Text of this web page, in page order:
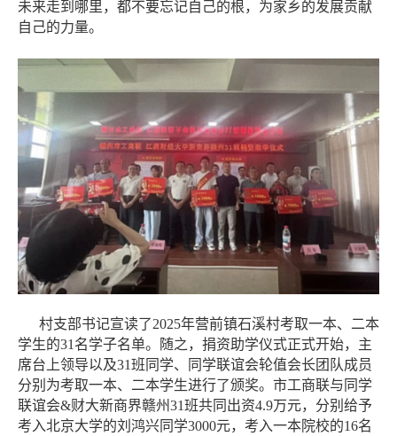
未来走到哪里，都不要忘记自己的根，为家乡的发展贡献
自己的力量。
村支部书记宣读了2025年营前镇石溪村考取一本、二本
学生的31名学子名单。随之，捐资助学仪式正式开始，主
席台上领导以及31班同学、同学联谊会轮值会长团队成员
分别为考取一本、二本学生进行了颁奖。市工商联与同学
联谊会&财大新商界赣州31班共同出资4.9万元，分别给予
考入北京大学的刘鸿兴同学3000元，考入一本院校的16名